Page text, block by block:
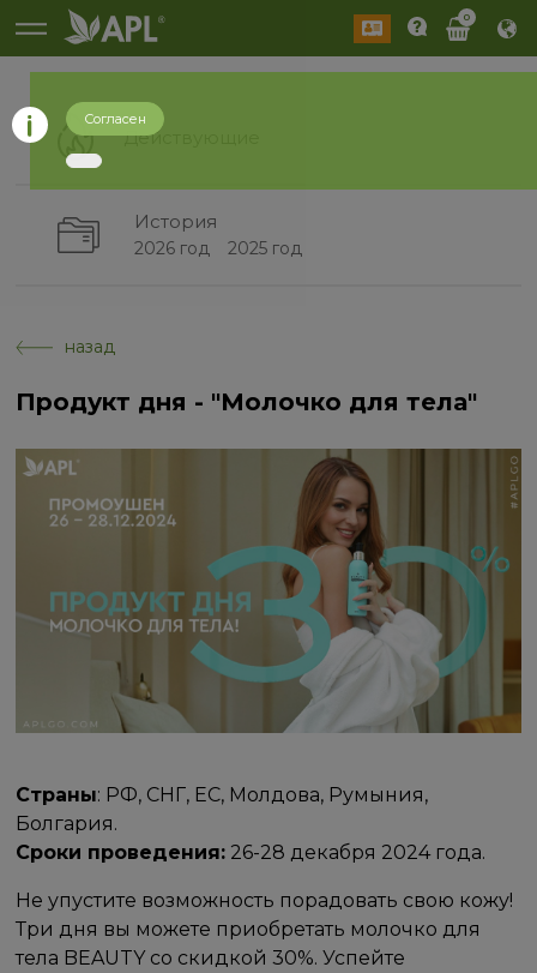
0
Действующие
История
2026 год 2025 год
назад
Продукт дня - "Молочко для тела"
Страны: РФ, СНГ, ЕС, Молдова, Румыния,
Болгария.
Сроки проведения: 26-28 декабря 2024 года.
Не упустите возможность порадовать свою кожу!
Три дня вы можете приобретать молочко для
тела BEAUTY со скидкой 30%. Успейте
Согласен